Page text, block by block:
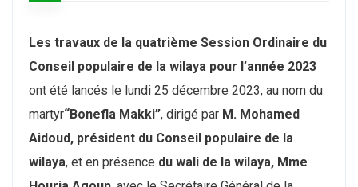
Les travaux de la quatrième Session Ordinaire du
Conseil populaire de la wilaya pour l’année 2023
ont été lancés le lundi 25 décembre 2023, au nom du
martyr“Bonefla Makki”, dirigé par M. Mohamed
Aidoud, président du Conseil populaire de la
wilaya, et en présence du wali de la wilaya, Mme